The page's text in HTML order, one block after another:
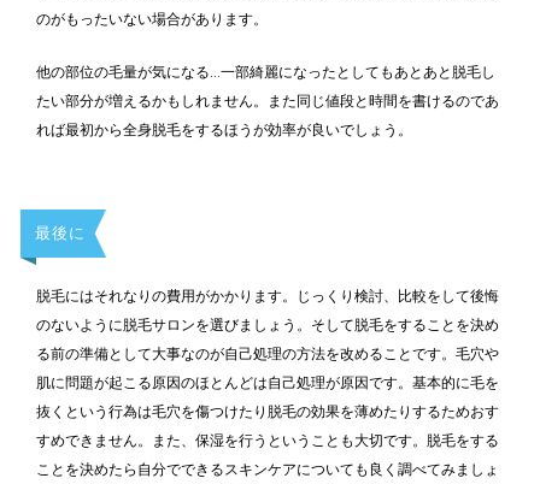
のがもったいない場合があります。
他の部位の毛量が気になる…一部綺麗になったとしてもあとあと脱毛し
たい部分が増えるかもしれません。また同じ値段と時間を書けるのであ
れば最初から全身脱毛をするほうが効率が良いでしょう。
最後に
脱毛にはそれなりの費用がかかります。じっくり検討、比較をして後悔
のないように脱毛サロンを選びましょう。そして脱毛をすることを決め
る前の準備として大事なのが自己処理の方法を改めることです。毛穴や
肌に問題が起こる原因のほとんどは自己処理が原因です。基本的に毛を
抜くという行為は毛穴を傷つけたり脱毛の効果を薄めたりするためおす
すめできません。また、保湿を行うということも大切です。脱毛をする
ことを決めたら自分でできるスキンケアについても良く調べてみましょ